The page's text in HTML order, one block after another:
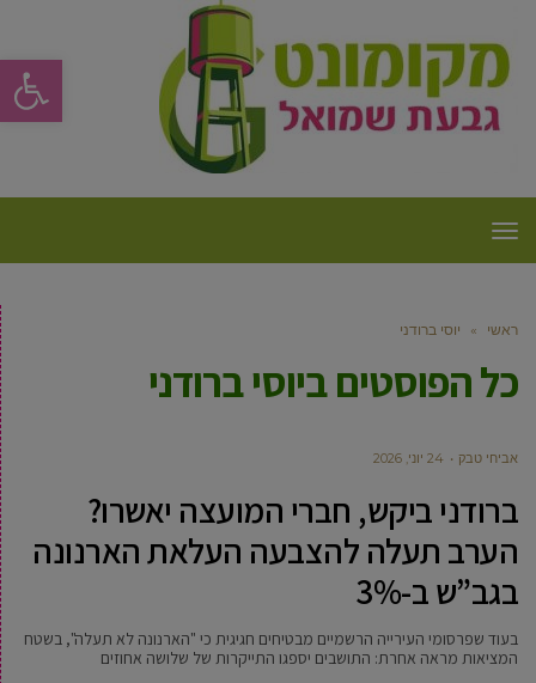
פתח
תפריט
ראשי » יוסי ברודני
כל הפוסטים ביוסי ברודני
אביחי טבק 24 יוני, 2026
ברודני ביקש, חברי המועצה יאשרו?
הערב תעלה להצבעה העלאת הארנונה
בגב”ש ב-3%
בעוד שפרסומי העירייה הרשמיים מבטיחים חגיגית כי "הארנונה לא תעלה", בשטח
המציאות מראה אחרת: התושבים יספגו התייקרות של שלושה אחוזים